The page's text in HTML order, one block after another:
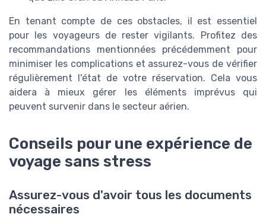
En tenant compte de ces obstacles, il est essentiel
pour les voyageurs de rester vigilants. Profitez des
recommandations mentionnées précédemment pour
minimiser les complications et assurez-vous de vérifier
régulièrement l'état de votre réservation. Cela vous
aidera à mieux gérer les éléments imprévus qui
peuvent survenir dans le secteur aérien.
Conseils pour une expérience de
voyage sans stress
Assurez-vous d'avoir tous les documents
nécessaires